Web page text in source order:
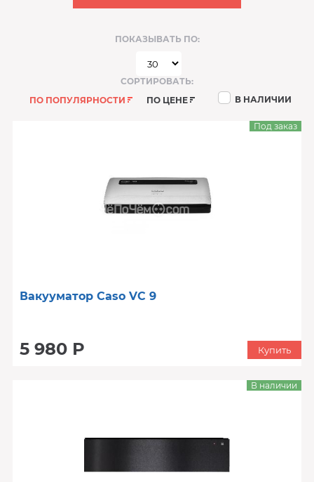
ПОКАЗЫВАТЬ ПО:
СОРТИРОВАТЬ:
ПО ПОПУЛЯРНОСТИ
ПО ЦЕНЕ В НАЛИЧИИ
Вакууматор Caso VC 9
5 980 Р
Под заказ
Купить
В наличии